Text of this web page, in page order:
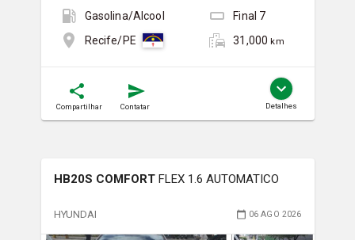
Gasolina/Álcool
Final 7
Recife/PE
31,000 km
Compartilhar Contatar Detalhes
HB20S COMFORT FLEX 1.6 AUTOMATICO
HYUNDAI 06 AGO 2026